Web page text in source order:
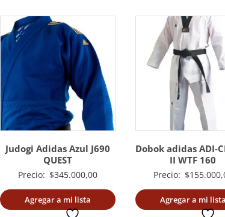
Judogi Adidas Azul J690
QUEST
Precio: $345.000,00
Agregar a mi lista
Dobok adidas ADI-
II WTF 160
Precio: $
Agregar a mi lista